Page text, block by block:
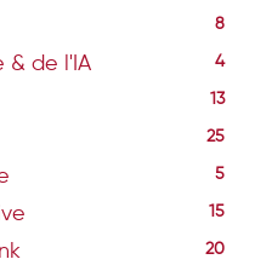
8
& de l'IA 4
13
25
5
15
20